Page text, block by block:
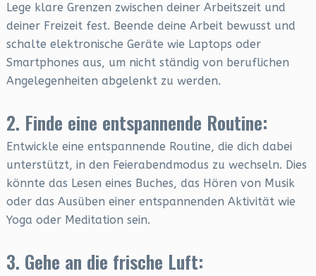
Lege klare Grenzen zwischen deiner Arbeitszeit und
deiner Freizeit fest. Beende deine Arbeit bewusst und
schalte elektronische Geräte wie Laptops oder
Smartphones aus, um nicht ständig von beruflichen
Angelegenheiten abgelenkt zu werden.
2. Finde eine entspannende Routine:
Entwickle eine entspannende Routine, die dich dabei
unterstützt, in den Feierabendmodus zu wechseln. Dies
könnte das Lesen eines Buches, das Hören von Musik
oder das Ausüben einer entspannenden Aktivität wie
Yoga oder Meditation sein.
3. Gehe an die frische Luft: